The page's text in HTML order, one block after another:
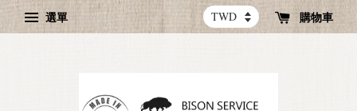
選單 購物車